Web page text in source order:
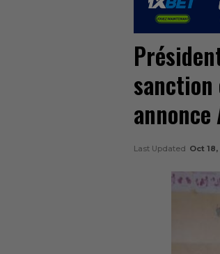
sanction
annonce
Last Updated Oct